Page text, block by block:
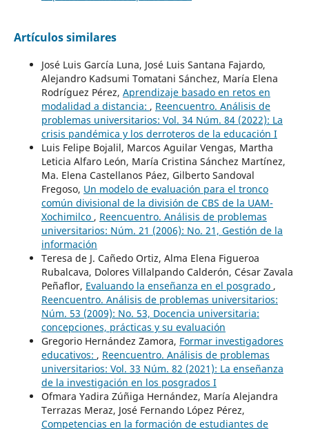
Artículos similares
José Luis García Luna, José Luis Santana Fajardo,
Alejandro Kadsumi Tomatani Sánchez, María Elena
Rodríguez Pérez, Aprendizaje basado en retos en
modalidad a distancia: , Reencuentro. Análisis de
problemas universitarios: Vol. 34 Núm. 84 (2022): La
crisis pandémica y los derroteros de la educación I
Luis Felipe Bojalil, Marcos Aguilar Vengas, Martha
Leticia Alfaro León, María Cristina Sánchez Martínez,
Ma. Elena Castellanos Páez, Gilberto Sandoval
Fregoso, Un modelo de evaluación para el tronco
común divisional de la división de CBS de la UAM-
Xochimilco , Reencuentro. Análisis de problemas
universitarios: Núm. 21 (2006): No. 21, Gestión de la
información
Teresa de J. Cañedo Ortiz, Alma Elena Figueroa
Rubalcava, Dolores Villalpando Calderón, César Zavala
Peñaflor, Evaluando la enseñanza en el posgrado ,
Reencuentro. Análisis de problemas universitarios:
Núm. 53 (2009): No. 53, Docencia universitaria:
concepciones, prácticas y su evaluación
Gregorio Hernández Zamora, Formar investigadores
educativos: , Reencuentro. Análisis de problemas
universitarios: Vol. 33 Núm. 82 (2021): La enseñanza
de la investigación en los posgrados I
Ofmara Yadira Zúñiga Hernández, María Alejandra
Terrazas Meraz, José Fernando López Pérez,
Competencias en la formación de estudiantes de